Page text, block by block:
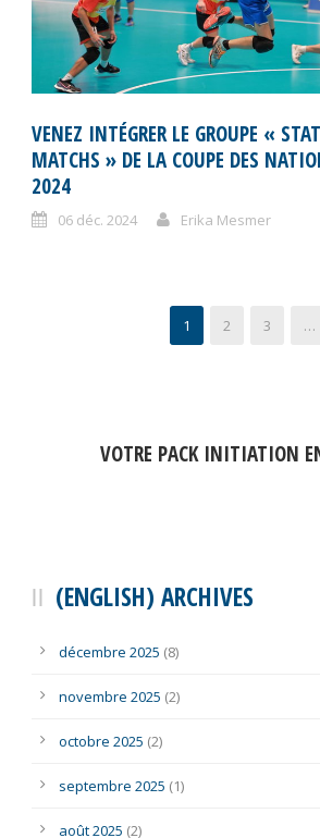
VENEZ INTÉGRER LE GROUPE «
MATCHS » DE LA COUPE DES
2024
06 déc. 2024 Erika Mesmer
1 2 3 …
VOTRE PACK INITIATION
(ENGLISH) ARCHIVES
décembre 2025 (8)
novembre 2025 (2)
octobre 2025 (2)
septembre 2025 (1)
août 2025 (2)